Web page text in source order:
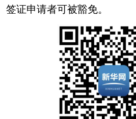
签证申请者可被豁免。